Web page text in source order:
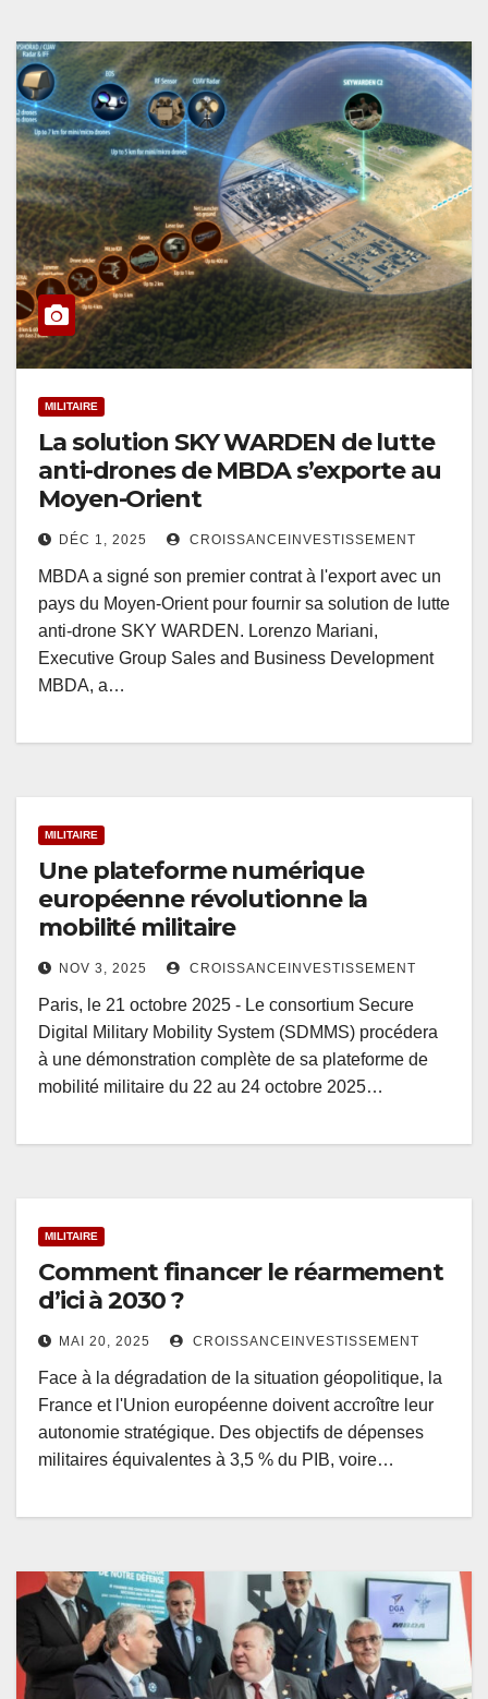
MILITAIRE
La solution SKY WARDEN de lutte
anti-drones de MBDA s’exporte au
Moyen-Orient
DÉC 1, 2025 CROISSANCEINVESTISSEMENT
MBDA a signé son premier contrat à l'export avec un
pays du Moyen-Orient pour fournir sa solution de lutte
anti-drone SKY WARDEN. Lorenzo Mariani,
Executive Group Sales and Business Development
MBDA, a…
MILITAIRE
Une plateforme numérique
européenne révolutionne la
mobilité militaire
NOV 3, 2025 CROISSANCEINVESTISSEMENT
Paris, le 21 octobre 2025 - Le consortium Secure
Digital Military Mobility System (SDMMS) procédera
à une démonstration complète de sa plateforme de
mobilité militaire du 22 au 24 octobre 2025…
MILITAIRE
Comment financer le réarmement
d’ici à 2030 ?
MAI 20, 2025 CROISSANCEINVESTISSEMENT
Face à la dégradation de la situation géopolitique, la
France et l'Union européenne doivent accroître leur
autonomie stratégique. Des objectifs de dépenses
militaires équivalentes à 3,5 % du PIB, voire…